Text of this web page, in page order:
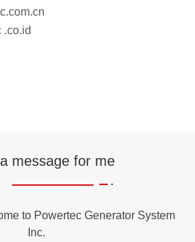
.co.id
message for me
to Powertec Generator System
Inc.